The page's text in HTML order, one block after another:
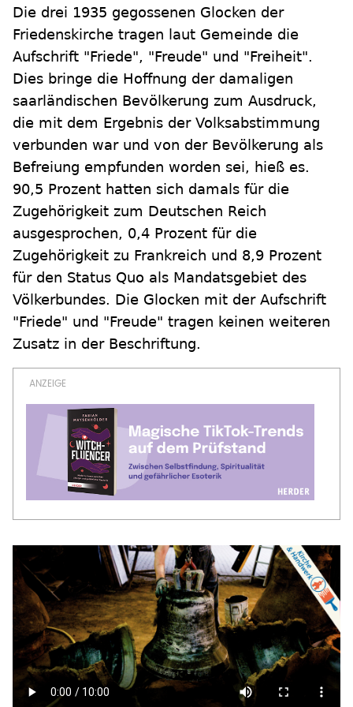
Die drei 1935 gegossenen Glocken der
Friedenskirche tragen laut Gemeinde die
Aufschrift "Friede", "Freude" und "Freiheit".
Dies bringe die Hoffnung der damaligen
saarländischen Bevölkerung zum Ausdruck,
die mit dem Ergebnis der Volksabstimmung
verbunden war und von der Bevölkerung als
Befreiung empfunden worden sei, hieß es.
90,5 Prozent hatten sich damals für die
Zugehörigkeit zum Deutschen Reich
ausgesprochen, 0,4 Prozent für die
Zugehörigkeit zu Frankreich und 8,9 Prozent
für den Status Quo als Mandatsgebiet des
Völkerbundes. Die Glocken mit der Aufschrift
"Friede" und "Freude" tragen keinen weiteren
Zusatz in der Beschriftung.